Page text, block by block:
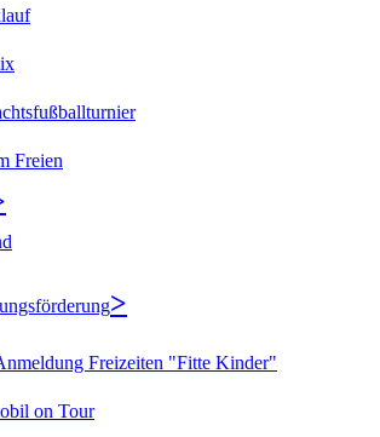
Freien
Freizeiten "Fitte Kinder"
on Tour